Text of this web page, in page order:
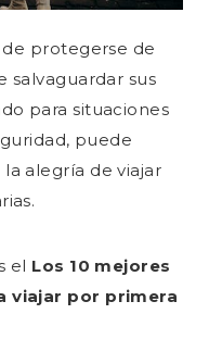
de protegerse de
salvaguardar sus
para situaciones
puede
alegría de viajar
el Los 10 mejores
viajar por primera